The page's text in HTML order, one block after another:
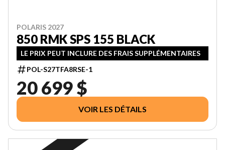
POLARIS 2027
850 RMK SPS 155 BLACK
LE PRIX PEUT INCLURE DES FRAIS SUPPLÉMENTAIRES
POL-S27TFA8RSE-1
20 699 $
VOIR LES DÉTAILS